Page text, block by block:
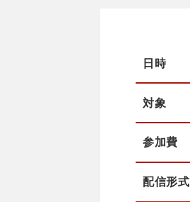
日時
対象
参加費
配信形式